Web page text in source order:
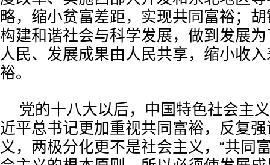
略，缩小贫富差距，实现共同富裕；
构建和谐社会与科学发展，做到发展
人民、发展成果由人民共享，缩小收
裕。
党的十八大以后，中国特色社会主
近平总书记更加重视共同富裕，反复
义，两极分化更不是社会主义，“共同